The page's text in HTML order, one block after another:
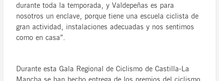
durante toda la temporada, y Valdepeñas es para
nosotros un enclave, porque tiene una escuela ciclista de
gran actividad, instalaciones adecuadas y nos sentimos
como en casa”.
Durante esta Gala Regional de Ciclismo de Castilla-La